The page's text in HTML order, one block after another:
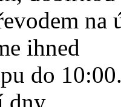
na
ihned
do
dny